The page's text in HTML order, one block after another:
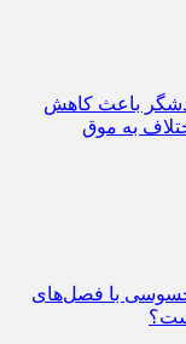
باعث کاهش
به موق
با فصل‌های